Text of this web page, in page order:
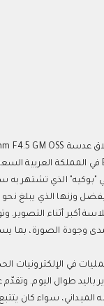
وجودة الصورة،
في الإلكترونيات
سواء كان يتتبع